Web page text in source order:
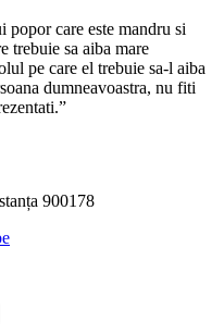
popor care este mandru si
trebuie sa aiba mare
pe care el trebuie sa-l aiba
dumneavoastra, nu fiti
900178